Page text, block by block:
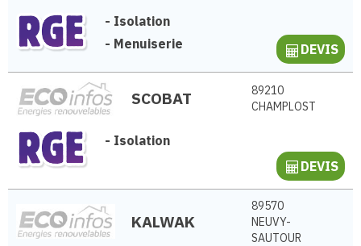
- Isolation
- Menuiserie DEVIS
SCOBAT
89210
CHAMPLOST
- Isolation
DEVIS
KALWAK
89570
NEUVY-
SAUTOUR